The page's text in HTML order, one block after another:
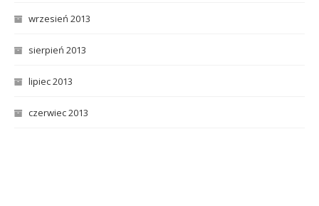
wrzesień 2013
sierpień 2013
lipiec 2013
czerwiec 2013